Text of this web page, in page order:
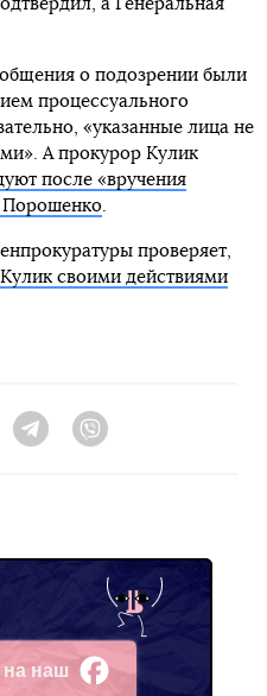
а Генеральная
о подозрении были
процессуального
«указанные лица не
А прокурор Кулик
после «вручения
Порошенко.
проверяет,
своими действиями
Twitter Telegram
на наш